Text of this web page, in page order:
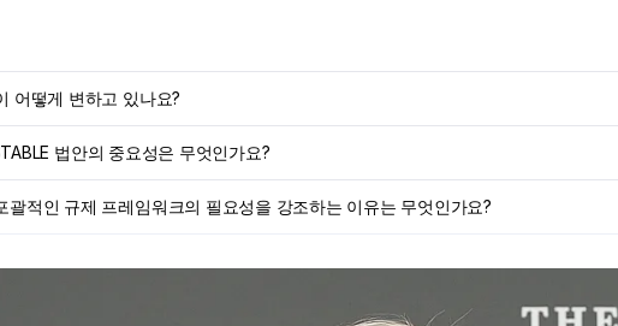
어떻게 변하고 있나요?
법안의 중요성은 무엇인가요?
괄적인 규제 프레임워크의 필요성을 강조하는 이유는 무엇인가요?